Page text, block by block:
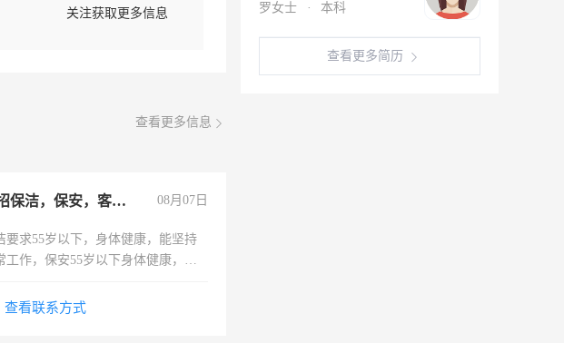
关注获取更多信息
查看更多信息
急招保洁，保安，客服，工程 08月07日
要求55岁以下，身体健康，能坚持
工作，保安55岁以下身体健康，有
客服要求45岁以下高中以上文化，
查看联系方式
罗女士 · 本科
查看更多简历